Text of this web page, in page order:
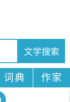
词典 作家